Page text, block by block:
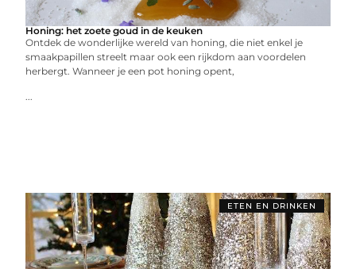
Honing: het zoete goud in de keuken
Ontdek de wonderlijke wereld van honing, die niet enkel je
smaakpapillen streelt maar ook een rijkdom aan voordelen
herbergt. Wanneer je een pot honing opent,
...
ETEN EN DRINKEN